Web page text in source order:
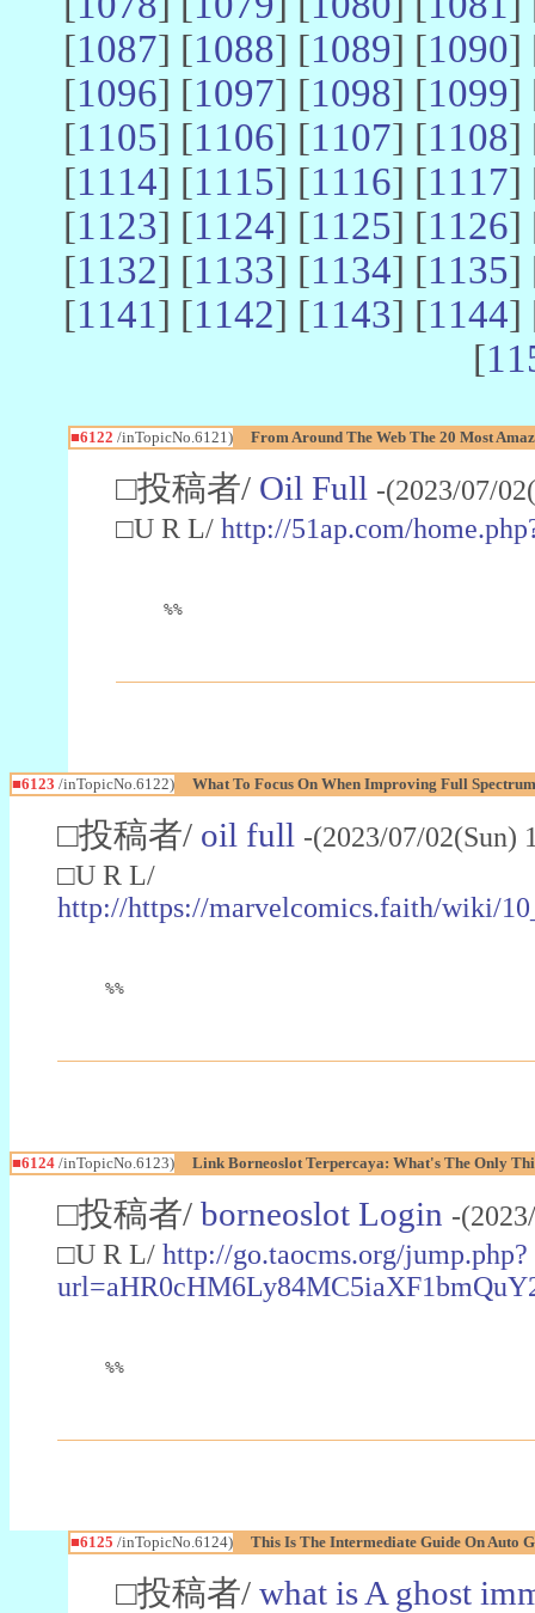
[1087] [1088] [1089] [1090]
[1096] [1097] [1098] [1099]
[1105] [1106] [1107] [1108]
[1114] [1115] [1116] [1117]
[1123] [1124] [1125] [1126]
[1132] [1133] [1134] [1135]
[1141] [1142] [1143] [1144]
[
■6122 /inTopicNo.6121) From Around The Web The 20 Most
□投稿者/ Oil Full -(2023/07/
□U R L/ http://51ap.com/
%%
■6123 /inTopicNo.6122) What To Focus On When Improving Full
□投稿者/ oil full -(2023/07/
□U R L/
http://https://marvelcomics.faith/wiki/
%%
■6124 /inTopicNo.6123) Link Borneoslot Terpercaya: What's The Only
□投稿者/ borneoslot Login -
□U R L/ http://go.taocms.org/jump.php?
%%
■6125 /inTopicNo.6124) This Is The Intermediate Guide On Auto
□投稿者/ what is A ghost